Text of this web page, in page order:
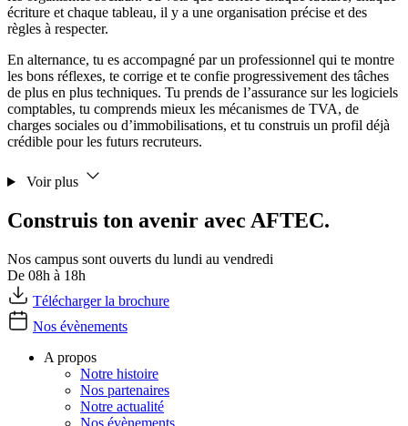
écriture et chaque tableau, il y a une organisation précise et des
règles à respecter.
En alternance, tu es accompagné par un professionnel qui te montre
les bons réflexes, te corrige et te confie progressivement des tâches
de plus en plus techniques. Tu prends de l’assurance sur les logiciels
comptables, tu comprends mieux les mécanismes de TVA, de
charges sociales ou d’immobilisations, et tu construis un profil déjà
crédible pour les futurs recruteurs.
Voir plus
Construis ton avenir avec AFTEC.
Nos campus sont ouverts du lundi au vendredi
De 08h à 18h
Télécharger la brochure
Nos évènements
A propos
Notre histoire
Nos partenaires
Notre actualité
Nos évènements